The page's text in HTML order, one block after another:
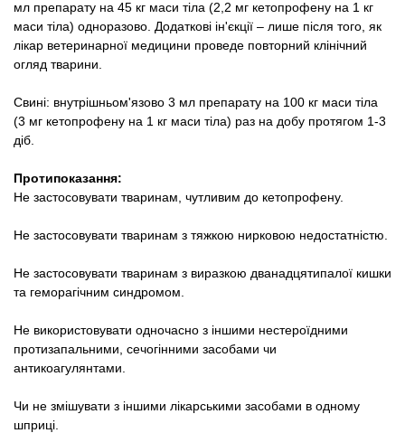
мл препарату на 45 кг маси тіла (2,2 мг кетопрофену на 1 кг
маси тіла) одноразово. Додаткові ін'єкції – лише після того, як
лікар ветеринарної медицини проведе повторний клінічний
огляд тварини.
Свині: внутрішньом'язово 3 мл препарату на 100 кг маси тіла
(3 мг кетопрофену на 1 кг маси тіла) раз на добу протягом 1-3
діб.
Протипоказання:
Не застосовувати тваринам, чутливим до кетопрофену.
Не застосовувати тваринам з тяжкою нирковою недостатністю.
Не застосовувати тваринам з виразкою дванадцятипалої кишки
та геморагічним синдромом.
Не використовувати одночасно з іншими нестероїдними
протизапальними, сечогінними засобами чи
антикоагулянтами.
Чи не змішувати з іншими лікарськими засобами в одному
шприці.